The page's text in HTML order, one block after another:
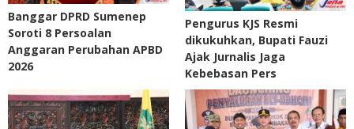
Banggar DPRD Sumenep
Soroti 8 Persoalan
Anggaran Perubahan APBD
2026
Pengurus KJS Resmi
dikukuhkan, Bupati Fauzi
Ajak Jurnalis Jaga
Kebebasan Pers